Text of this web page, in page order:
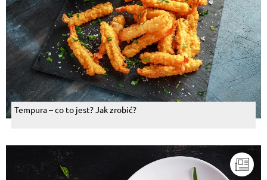
Tempura – co to jest? Jak zrobić?